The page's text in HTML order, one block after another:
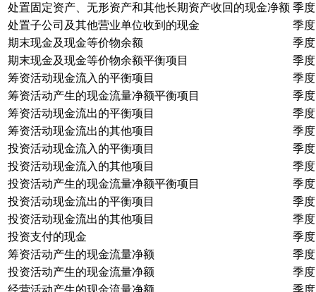
处置固定资产、无形资产和其他长期资产收回的现金净额 季度
处置子公司及其他营业单位收到的现金
季度
期末现金及现金等价物余额
季度
期末现金及现金等价物余额平衡项目
季度
筹资活动现金流入的平衡项目
季度
筹资活动产生的现金流量净额平衡项目
季度
筹资活动现金流出的平衡项目
季度
筹资活动现金流出的其他项目
季度
投资活动现金流入的平衡项目
季度
投资活动现金流入的其他项目
季度
投资活动产生的现金流量净额平衡项目
季度
投资活动现金流出的平衡项目
季度
投资活动现金流出的其他项目
季度
投资支付的现金
季度
筹资活动产生的现金流量净额
季度
投资活动产生的现金流量净额
季度
经营活动产生的现金流量净额
季度